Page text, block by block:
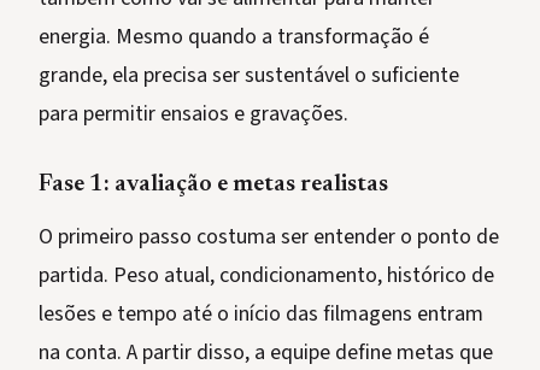
energia. Mesmo quando a transformação é
grande, ela precisa ser sustentável o suficiente
para permitir ensaios e gravações.
Fase 1: avaliação e metas realistas
O primeiro passo costuma ser entender o ponto de
partida. Peso atual, condicionamento, histórico de
lesões e tempo até o início das filmagens entram
na conta. A partir disso, a equipe define metas que